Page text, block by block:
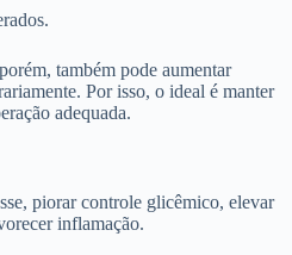
também pode aumentar
Por isso, o ideal é manter
adequada.
piorar controle glicêmico, elevar
inflamação.